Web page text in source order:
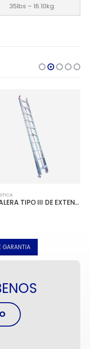
35lbs – 16.10kg
ESCALERA TIPO III DE EXTENSIÓN ALUMINIO CAPACIDAD 150 kg
GARANTIA